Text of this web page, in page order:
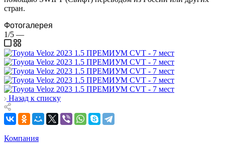
стран.
Фотогалерея
1/5 —
Назад к списку
Компания